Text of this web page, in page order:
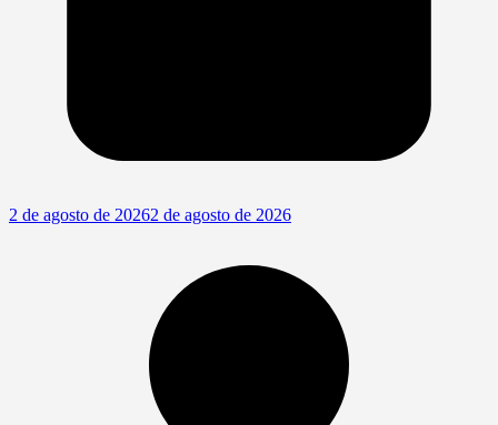
2 de agosto de 20262 de agosto de 2026